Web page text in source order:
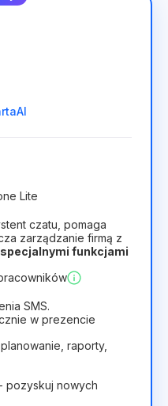
Lite
czatu, pomaga
zarządzanie firmą z
funkcjami
SMS.
w prezencie
raporty,
pozyskuj nowych